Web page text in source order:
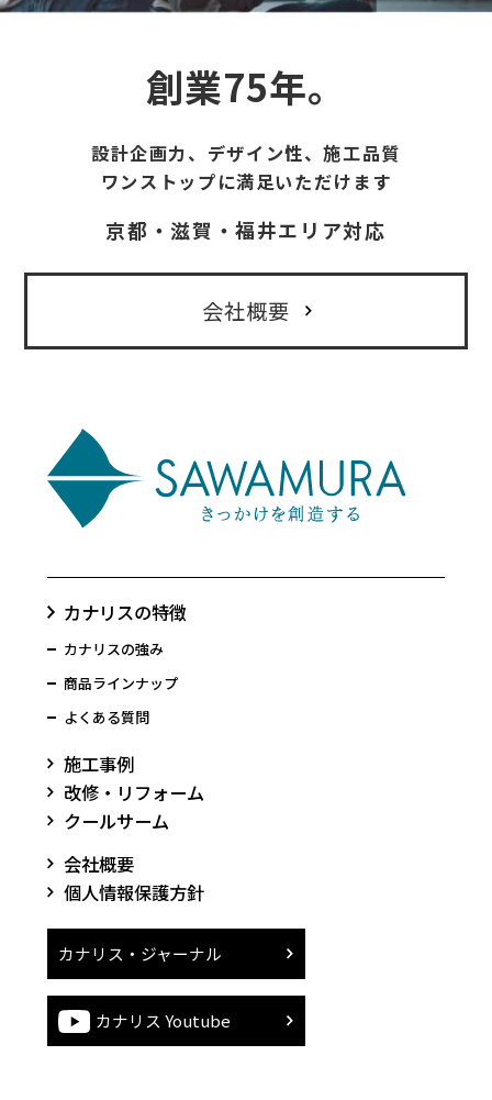
創業75年。
設計企画力、デザイン性、施工品質
ワンストップに満足いただけます
京都・滋賀・福井エリア対応
会社概要
カナリスの特徴
カナリスの強み
商品ラインナップ
よくある質問
施工事例
改修・リフォーム
クールサーム
会社概要
個人情報保護方針
カナリス・ジャーナル
カナリス Youtube